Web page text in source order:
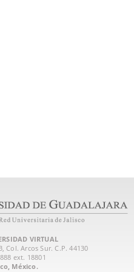
VIRTUAL
Col. Arcos Sur. C.P. 44130
Tel: +52 (33) 3268 8888‏ ext. 18801
México.